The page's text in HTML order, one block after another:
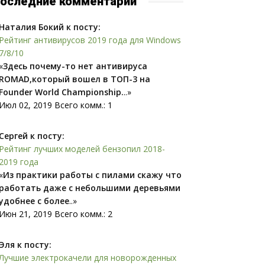
Бокий к посту:
антивирусов 2019 года для Windows
8/10
Здесь почему-то нет антивируса
вошел в ТОП-3 на
World Championship...»
02, 2019 Всего комм.: 1
к посту:
лучших моделей бензопил 2018-
года
Из практики работы с пилами скажу что
даже с небольшими деревьями
с более..»
21, 2019 Всего комм.: 2
к посту:
электрокачели для новорожденных